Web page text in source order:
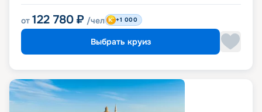
от 122 780 ₽ /чел +1 000
Выбрать круиз